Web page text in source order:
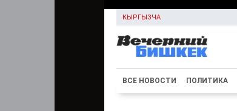
КЫРГЫЗЧА
ВСЕ НОВОСТИ ПОЛИТИКА